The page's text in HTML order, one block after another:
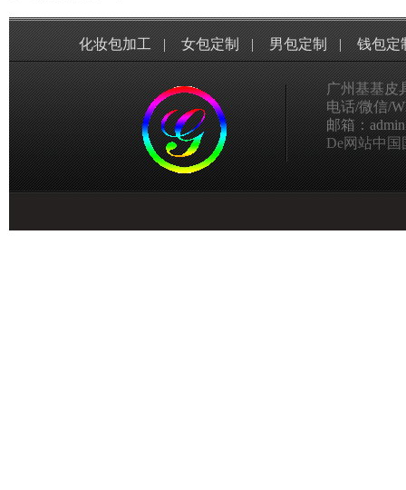
化妆包加工 | 女包定制 | 男包定制 | 钱包定
广州基基皮
电话/微信/
邮箱：
De网站中国